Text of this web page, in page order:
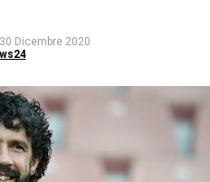
30 Dicembre 2020